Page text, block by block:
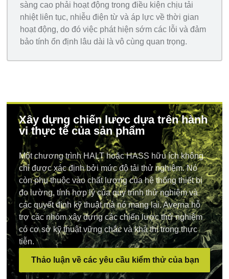
sàng cao phải hoạt động trong điều kiện chịu tải
nhiệt liên tục, nhiễu điện từ và áp lực về thời gian
hoạt động, do đó việc phát hiện sớm các lỗi và đảm
bảo tính ổn định lâu dài là vô cùng quan trọng.
Xây dựng chiến lược dựa trên hành
vi thực tế của sản phẩm
Một chương trình HALT hoặc HASS hữu ích không
chỉ được xác định bởi mức độ tải thử nghiệm. Nó
còn phụ thuộc vào chất lượng của hệ thống thiết bị
đo lường, tính hợp lý của quy trình thử nghiệm và
các quyết định kỹ thuật mà nó mang lại. Averna hỗ
trợ các nhóm xây dựng các chiến lược thử nghiệm
có cơ sở kỹ thuật vững chắc và khả thi trong thực
tiễn.
Thảo luận về các yêu cầu kiểm thử của bạn